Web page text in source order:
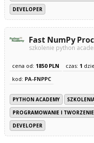
DEVELOPER
Fast NumPy
szkolenie python
cena od: 1850 PLN czas: 1
kod: PA-FNPPC
PYTHON ACADEMY
PROGRAMOWANIE I
DEVELOPER